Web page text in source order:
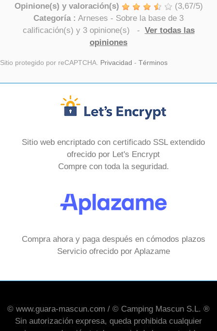
Opinione(s) y valoración(s) (3,67/5)
Categoría : Arneses - Sobre la base de 3
calificación(s) y 3opinione(s) - Ver todas las
opiniones
Sitio protegido por reCAPTCHA. Privacidad - Términos
Sitio web encriptado con certificado SSL extendido
ofrecido por Let's Encrypt
Compre con toda la seguridad.
Compra ahora y paga después en cómodos plazos
Servicio ofrecido por Aplazame
© www.guara-mascun.com / © Camping Mascun S.L. ®
Sin autorización expresa, queda prohibida cualquier